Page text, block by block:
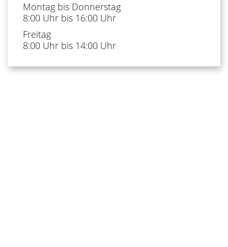
Montag bis Donnerstag
8:00 Uhr bis 16:00 Uhr
Freitag
8:00 Uhr bis 14:00 Uhr